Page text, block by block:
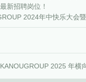
新招聘岗位！
2024年中快乐大会
KANOUGROUP 2025 年横